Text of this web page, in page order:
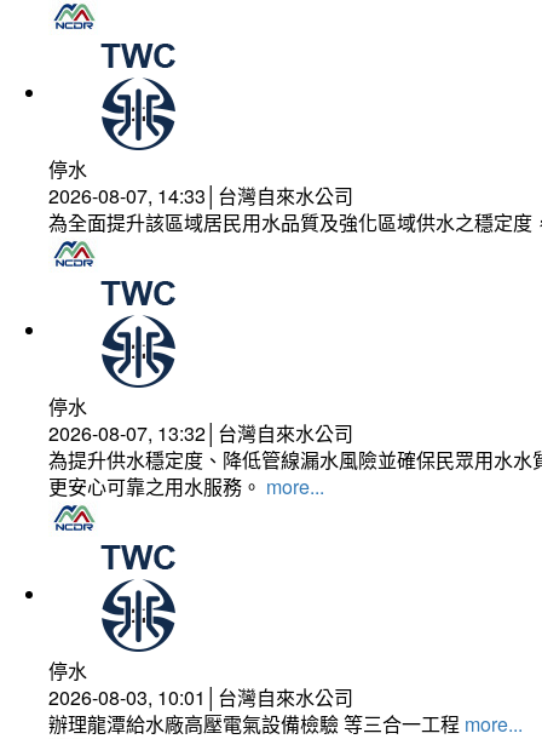
停水
2026-08-07, 14:33│台灣自來水公司
為全面提升該區域居民用水品質及強化區域供水之穩定
停水
2026-08-07, 13:32│台灣自來水公司
為提升供水穩定度、降低管線漏水風險並確保民眾用水
更安心可靠之用水服務。 more...
停水
2026-08-03, 10:01│台灣自來水公司
辦理龍潭給水廠高壓電氣設備檢驗 等三合一工程 more...